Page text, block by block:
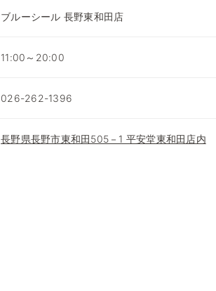
ブルーシール 長野東和田店
11:00～20:00
026-262-1396
長野県長野市東和田505－1 平安堂東和田店内